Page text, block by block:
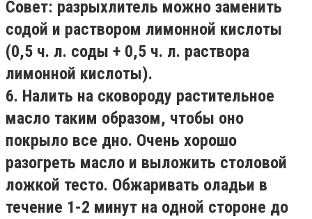
Совет: разрыхлитель можно заменить
содой и раствором лимонной кислоты
(0,5 ч. л. соды + 0,5 ч. л. раствора
лимонной кислоты).
6. Налить на сковороду растительное
масло таким образом, чтобы оно
покрыло все дно. Очень хорошо
разогреть масло и выложить столовой
ложкой тесто. Обжаривать оладьи в
течение 1-2 минут на одной стороне до